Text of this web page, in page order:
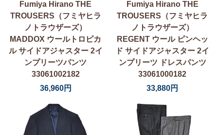
Fumiya Hirano THE
TROUSERS（フミヤヒラ
ノトラウザーズ）
MADDOX ウールトロピカ
ル サイドアジャスター 2イ
ンプリーツパンツ
33061002182
36,960円
Fumiya Hirano THE
TROUSERS（フミヤヒラ
ノトラウザーズ）
REGENT ウール ピンヘッ
ド サイドアジャスター 2イ
ンプリーツ ドレスパンツ
33061000182
33,880円